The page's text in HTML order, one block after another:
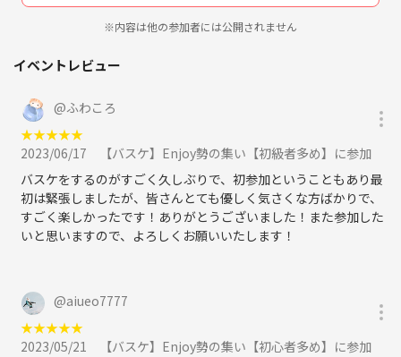
※内容は他の参加者には公開されません
イベントレビュー
@ふわころ
★★★★★
2023/06/17
【バスケ】Enjoy勢の集い【初級者多め】に参加
バスケをするのがすごく久しぶりで、初参加ということもあり最
初は緊張しましたが、皆さんとても優しく気さくな方ばかりで、
すごく楽しかったです！ありがとうございました！また参加した
いと思いますので、よろしくお願いいたします！
@aiueo7777
★★★★★
2023/05/21
【バスケ】Enjoy勢の集い【初心者多め】に参加